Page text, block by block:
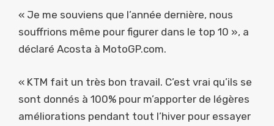
« Je me souviens que l’année dernière, nous
souffrions même pour figurer dans le top 10 », a
déclaré Acosta à MotoGP.com.
« KTM fait un très bon travail. C’est vrai qu’ils se
sont donnés à 100% pour m’apporter de légères
améliorations pendant tout l’hiver pour essayer